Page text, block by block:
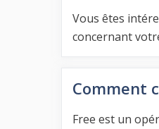
Vous êtes
concernant
Comment
Free est un